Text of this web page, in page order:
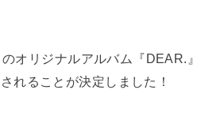
オリジナルアルバム『DEAR.』
れることが決定しました！